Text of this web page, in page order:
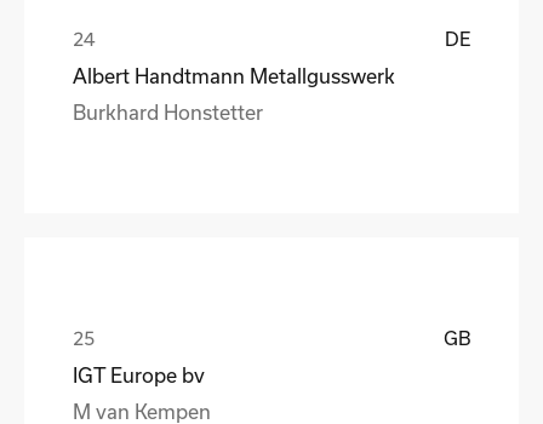
DE
Albert Handtmann Metallgusswerk
Burkhard Honstetter
GB
IGT Europe bv
M van Kempen